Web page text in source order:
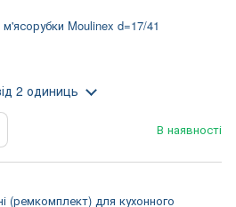
Moulinex d=17/41
В наявності
2 одиниць
(ремкомплект) для кухонного